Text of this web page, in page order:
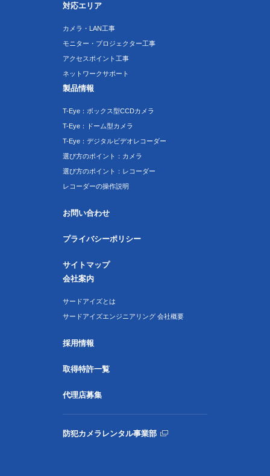
対応エリア
カメラ・LAN工事
モニター・プロジェクター工事
アクセスポイント工事
ネットワークサポート
製品情報
T-Eye：ボックス型CCDカメラ
T-Eye：ドーム型カメラ
T-Eye：デジタルビデオレコーダー
選び方のポイント：カメラ
選び方のポイント：レコーダー
レコーダーの操作説明
お問い合わせ
プライバシーポリシー
サイトマップ
会社案内
サードアイズとは
サードアイズエンジニアリング 会社概要
採用情報
取得特許一覧
代理店募集
防犯カメラレンタル事業部